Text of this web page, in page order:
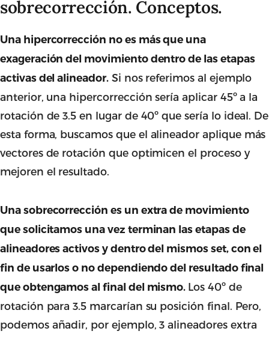
sobrecorrección. Conceptos.
Una hipercorrección no es más que una
exageración del movimiento dentro de las etapas
activas del alineador. Si nos referimos al ejemplo
anterior, una hipercorrección sería aplicar 45º a la
rotación de 3.5 en lugar de 40º que sería lo ideal. De
esta forma, buscamos que el alineador aplique más
vectores de rotación que optimicen el proceso y
mejoren el resultado.
Una sobrecorrección es un extra de movimiento
que solicitamos una vez terminan las etapas de
alineadores activos y dentro del mismos set, con el
fin de usarlos o no dependiendo del resultado final
que obtengamos al final del mismo. Los 40º de
rotación para 3.5 marcarían su posición final. Pero,
podemos añadir, por ejemplo, 3 alineadores extra